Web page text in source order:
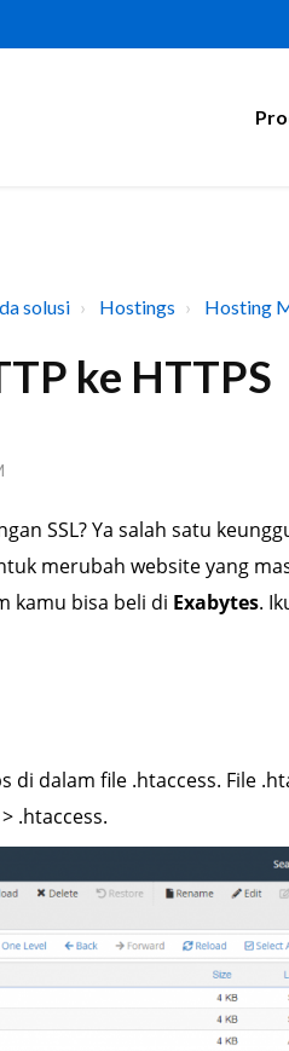
solusi Hostings Hosting
ke HTTPS
SSL? Ya salah satu
merubah website yang
kamu bisa beli di Exabytes.
dalam file .htaccess. File
.htaccess.